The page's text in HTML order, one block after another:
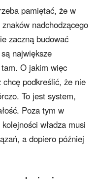
pamiętać, że w
nadchodzącego
zaczną budować
największe
O jakim więc
podkreślić, że nie
To jest system,
Poza tym w
władza musi
a dopiero później